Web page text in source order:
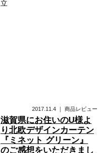
立
2017.11.4 ｜ 商品レビュー
滋賀県にお住いのU様よ
り北欧デザインカーテン
『ミネット グリーン』
のご感想をいただきまし